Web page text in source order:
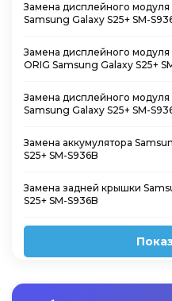
Замена дисплейного модуля
Samsung Galaxy S25+ SM-
Замена дисплейного модуля
ORIG Samsung Galaxy S25+
Замена дисплейного модуля
Samsung Galaxy S25+ SM-
Замена аккумулятора
S25+ SM-S936B
Замена задней крышки
S25+ SM-S936B